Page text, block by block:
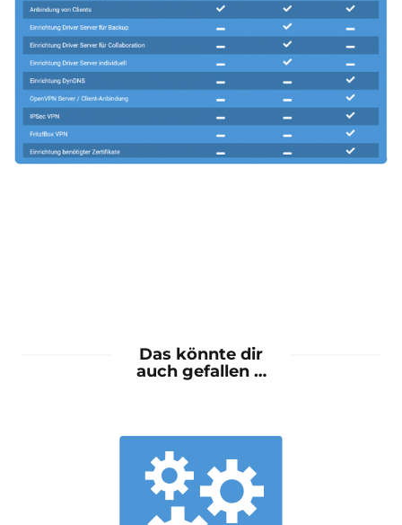
Das könnte dir
auch gefallen …